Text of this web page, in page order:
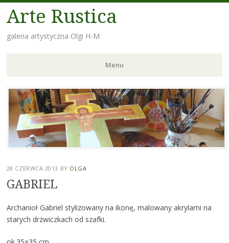
Arte Rustica
galeria artystyczna Olgi H-M
Menu
Skip
to
content
28 CZERWCA 2013 BY OLGA
GABRIEL
Archanioł Gabriel stylizowany na ikonę, malowany akrylami na
starych drzwiczkach od szafki.